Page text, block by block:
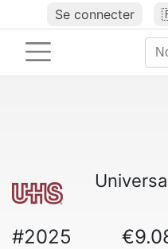
Se connecter
#2025